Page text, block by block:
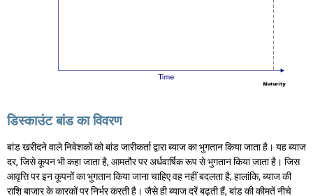
डिस्काउंट बांड का विवरण
बांड खरीदने वाले निवेशकों को बांड जारीकर्ता द्वारा ब्याज का भुगतान किया जाता है। यह ब्याज
दर, जिसे कूपन भी कहा जाता है, आमतौर पर अर्धवार्षिक रूप से भुगतान किया जाता है। जिस
आवृत्ति पर इन कूपनों का भुगतान किया जाना चाहिए वह नहीं बदलता है; हालांकि, ब्याज की
राशि बाजार के कारकों पर निर्भर करती है। जैसे ही ब्याज दरें बढ़ती हैं, बांड की कीमतें नीचे